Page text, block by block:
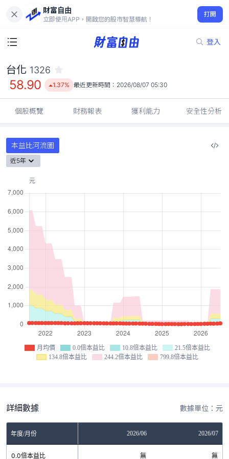
財富自由
立即使用APP，開啟您的股市智慧導航！
打開
登入
58.90
1.37%
台化 1326
58.90 1.37% 最近更新時間： 2026/08/07 05:30
個股概覽 財務報表 獲利能力 安全性分析
本益比河流圖
近5年
月均價 0.0倍本益比 10.8倍本益比
21.5倍本益比
134.8倍本益比
244.2倍本益比 799.8倍本益比
詳細數據 數據單位：元
年度/月份 2026/06 2026/07
0.0倍本益比 無 無